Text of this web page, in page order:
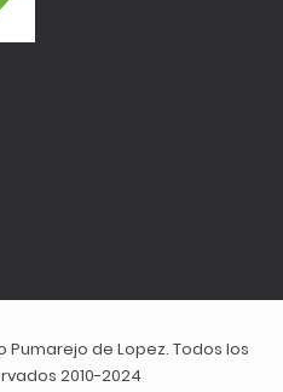
de Lopez. Todos los
2010-2024